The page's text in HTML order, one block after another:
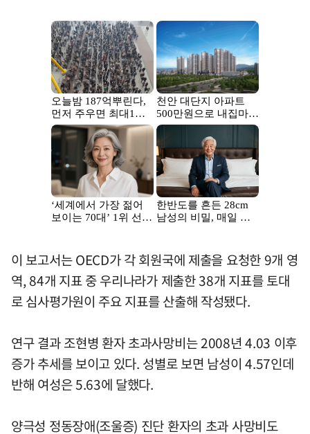
이 보고서는 OECD가 각 회원국에 제출을 요청한 9개 영
역, 84개 지표 중 우리나라가 제출한 38개 지표를 토대
로 심사평가원이 주요 지표를 산출해 작성됐다.
연구 결과 조현병 환자 초과사망비는 2008년 4.03 이후
증가 추세를 보이고 있다. 성별로 보면 남성이 4.57인데
반해 여성은 5.63에 달했다.
양극성 정동장애(조울증) 진단 환자의 초과 사망비도